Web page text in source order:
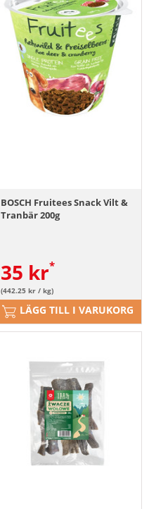
BOSCH Fruitees Snack Vilt &
Tranbär 200g
35 kr
(442.25 kr / kg)
LÄGG TILL I VARUKORG